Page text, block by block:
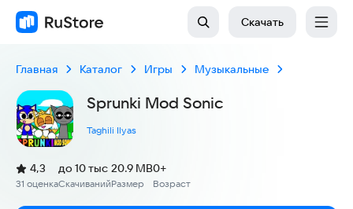
Скачать
Главная Каталог Игры Музыкальные
Sprunki Mod Sonic
Taghili Ilyas
Рейтинг:
4,3
(
31 оценка
)
Скачиваний
до 10 тыс
Размер
20.9 MB
Возраст
0+